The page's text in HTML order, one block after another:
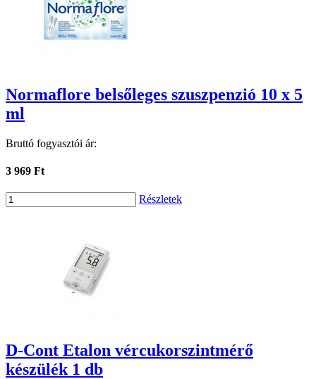
Normaflore belsőleges szuszpenzió 10 x 5
ml
Bruttó fogyasztói ár:
3 969 Ft
Részletek
D-Cont Etalon vércukorszintmérő
készülék 1 db